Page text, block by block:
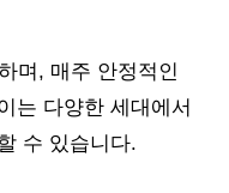
며, 매주 안정적인
는 다양한 세대에서
수 있습니다.